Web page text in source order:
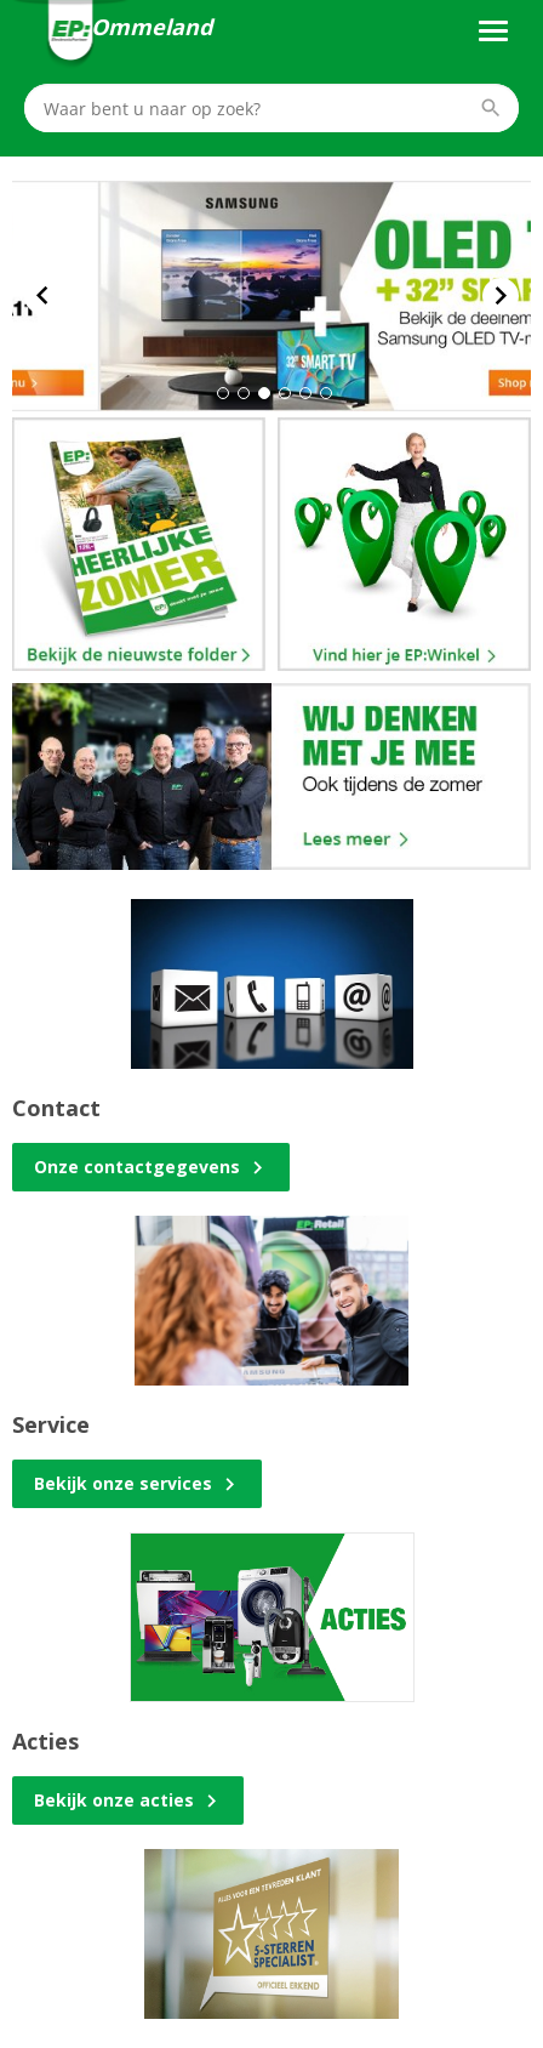
Ommeland
Contact
Onze contactgegevens
Service
Bekijk onze services
Acties
Bekijk onze acties